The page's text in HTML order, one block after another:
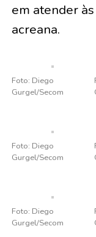
em atender
acreana.
Foto: Diego
Gurgel/Secom
Foto: Diego
Gurgel/Secom
Foto: Diego
Gurgel/Secom